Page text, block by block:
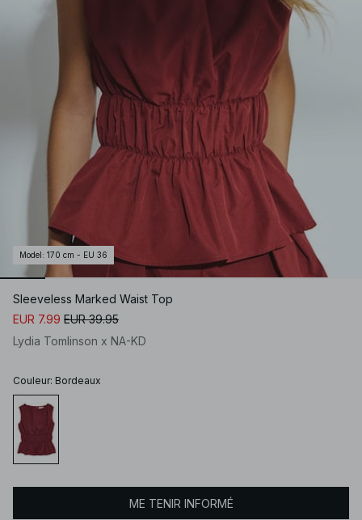
Model : 170 cm - EU 36
Sleeveless Marked Waist Top
EUR 7.99 EUR 39.95
Lydia Tomlinson x NA-KD
Couleur: Bordeaux
ME TENIR INFORMÉ